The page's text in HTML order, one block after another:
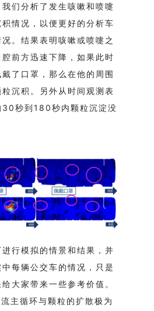
们分析了发生咳嗽和喷嚏
情况，以便更好的分析车
。结果表明咳嗽或喷嚏之
前方迅速下降，如果此时
了口罩，那么在他的周围
沉积。另外从时间观测表
30秒到180秒内颗粒沉淀没
行模拟的情景和结果，并
每辆公交车的情况，只是
大家带来一些参考价值。
主循环与颗粒的扩散极为